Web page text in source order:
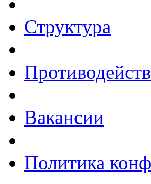
Структура
Вакансии
Политика